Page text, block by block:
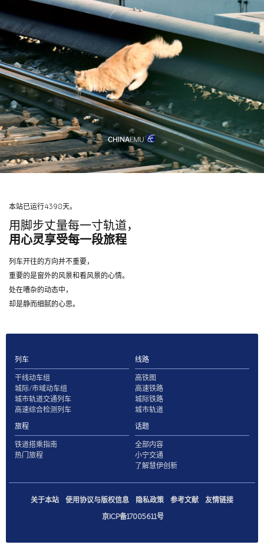
本站已运行4398天。
用脚步丈量每一寸轨道，
用心灵享受每一段旅程
列车开往的方向并不重要，
重要的是窗外的风景和看风景的心情。
处在嘈杂的动态中，
却是静而细腻的心思。
列车
干线动车组
城际/市域动车组
城市轨道交通列车
高速综合检测列车
线路
高铁图
高速铁路
城际铁路
城市轨道
旅程
铁道搭乘指南
热门旅程
话题
全部内容
小宁交通
了解慧伊创新
关于本站 使用协议与版权信息 隐私政策 参考文献
友情链接
京ICP备17005611号